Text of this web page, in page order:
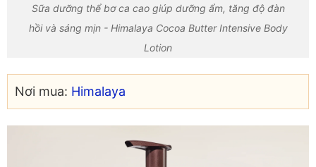
Sữa dưỡng thể bơ ca cao giúp dưỡng ẩm, tăng độ đàn
hồi và sáng mịn - Himalaya Cocoa Butter Intensive Body
Lotion
Nơi mua: Himalaya